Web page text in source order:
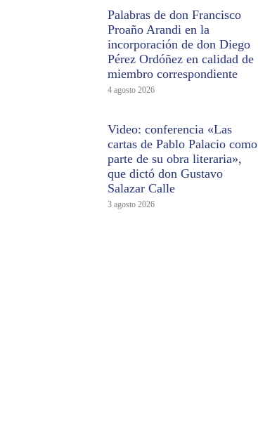
Palabras de don Francisco
Proaño Arandi en la
incorporación de don Diego
Pérez Ordóñez en calidad de
miembro correspondiente
4 agosto 2026
Video: conferencia «Las
cartas de Pablo Palacio como
parte de su obra literaria»,
que dictó don Gustavo
Salazar Calle
3 agosto 2026